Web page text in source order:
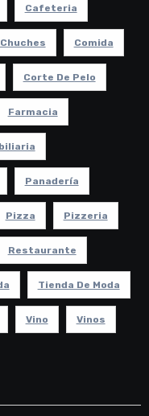
Cafeteria
Chuches Comida
Corte De Pelo
Farmacia
Panadería
Pizza Pizzeria
Restaurante
Tienda De Moda
Vino Vinos